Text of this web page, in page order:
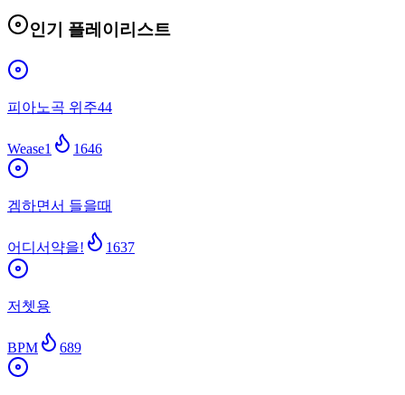
인기 플레이리스트
피아노곡 위주44
Wease1 1646
겜하면서 들을때
어디서약을! 1637
저쳇용
BPM 689